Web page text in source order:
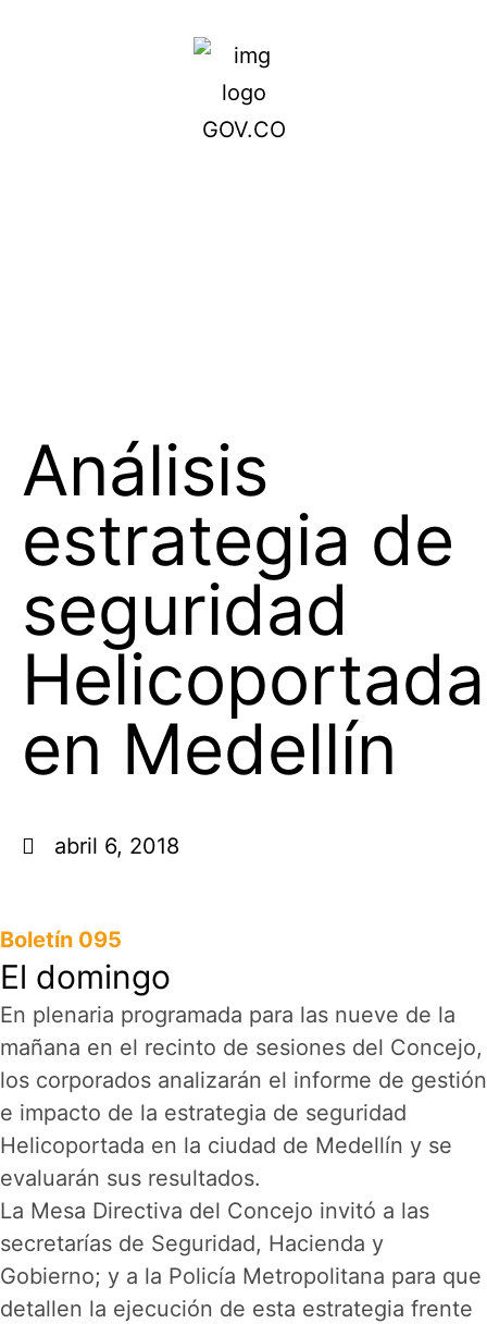
Análisis
estrategia de
seguridad
Helicoportada
en Medellín
abril 6, 2018
Boletín 095
El domingo
En plenaria programada para las nueve de la
mañana en el recinto de sesiones del Concejo,
los corporados analizarán el informe de gestión
e impacto de la estrategia de seguridad
Helicoportada en la ciudad de Medellín y se
evaluarán sus resultados.
La Mesa Directiva del Concejo invitó a las
secretarías de Seguridad, Hacienda y
Gobierno; y a la Policía Metropolitana para que
detallen la ejecución de esta estrategia frente